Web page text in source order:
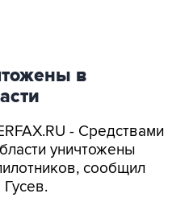
в
- Средствами
сообщил
дежурными силами